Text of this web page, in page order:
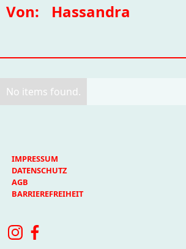
Von: Hassandra
No items found.
IMPRESSUM
DATENSCHUTZ
AGB
BARRIEREFREIHEIT